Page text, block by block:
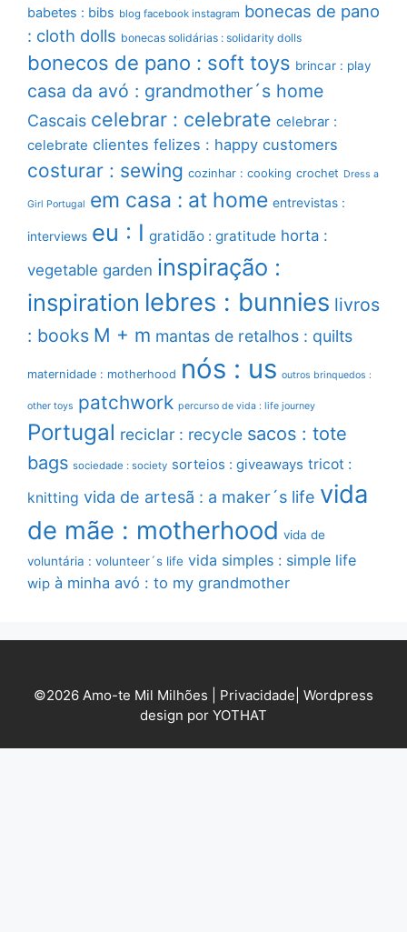
babetes : bibs blog facebook instagram bonecas de pano
: cloth dolls bonecas solidárias : solidarity dolls
bonecos de pano : soft toys brincar : play
casa da avó : grandmother´s home
Cascais celebrar : celebrate celebrar :
celebrate clientes felizes : happy customers
costurar : sewing cozinhar : cooking crochet Dress a
Girl Portugal em casa : at home entrevistas :
interviews eu : I gratidão : gratitude horta :
vegetable garden inspiração :
inspiration lebres : bunnies livros
: books M + m mantas de retalhos : quilts
maternidade : motherhood nós : us outros brinquedos :
other toys patchwork percurso de vida : life journey
Portugal reciclar : recycle sacos : tote
bags sociedade : society sorteios : giveaways tricot :
knitting vida de artesã : a maker´s life vida
de mãe : motherhood vida de
voluntária : volunteer´s life vida simples : simple life
wip à minha avó : to my grandmother
©2026 Amo-te Mil Milhões | Privacidade Wordpress
design por YOTHAT